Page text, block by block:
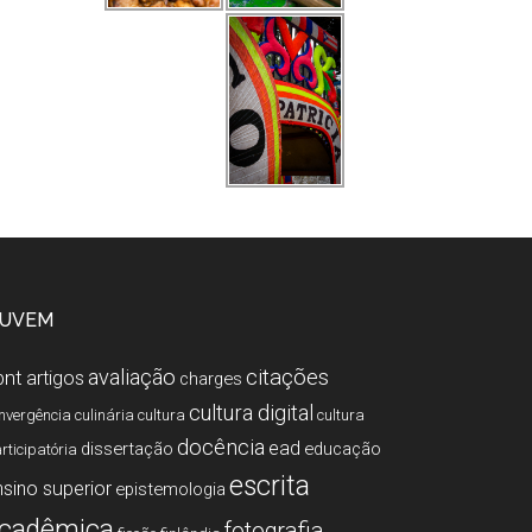
artigos avaliação charges citações
culinária cultura cultura digital cultura
dissertação docência ead educação
superior epistemologia escrita